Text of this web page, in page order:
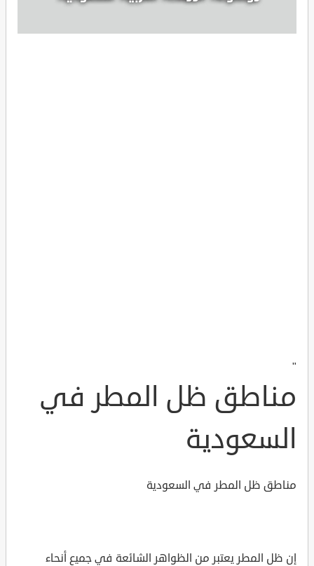
"
مناطق ظل المطر في
السعودية
مناطق ظل المطر في السعودية
إن ظل المطر يعتبر من الظواهر الشائعة في جميع أنحاء